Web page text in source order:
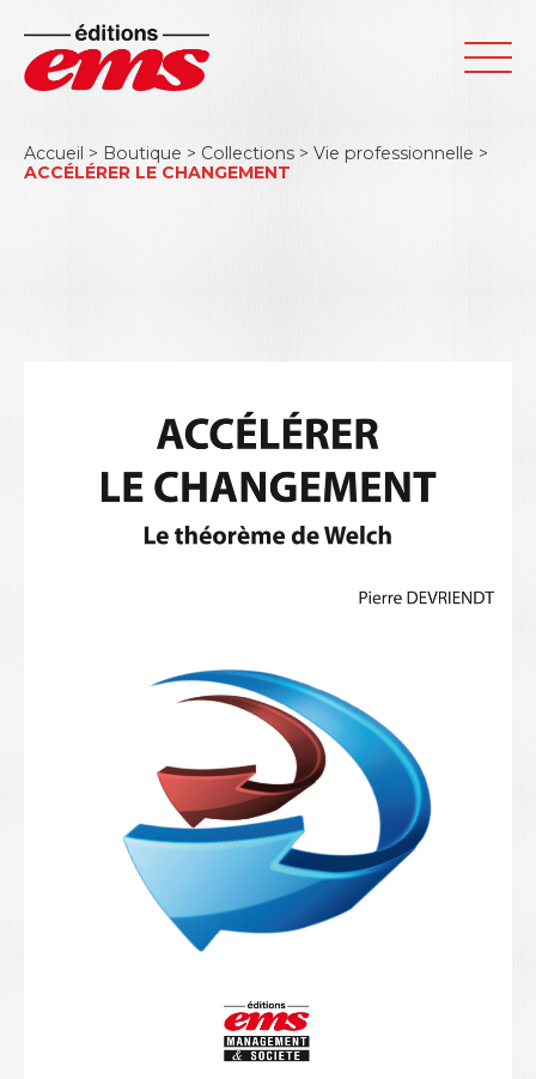
Accueil > Boutique > Collections > Vie professionnelle >
ACCÉLÉRER LE CHANGEMENT